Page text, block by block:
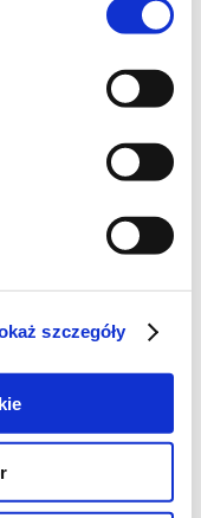
szczegóły